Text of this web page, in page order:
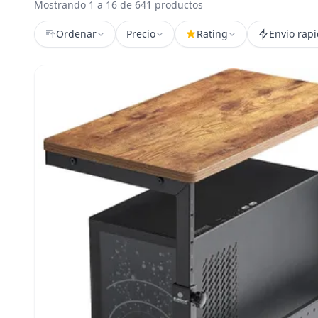
Mostrando 1 a 16 de 641 productos
Ordenar Precio Rating Envio